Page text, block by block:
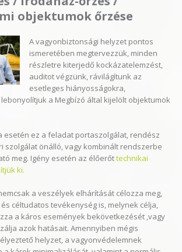
objektumok őrzése
A vagyonbiztonsági helyzet pontos
ismeretében megtervezzük, minden
részletre kiterjedő kockázatelemzést,
auditot végzünk, rávilágítunk az
esetleges hiányosságokra,
a Megbízó által kijelölt objektumok
esetén ez a feladat portaszolgálat, rendész
szolgálat önálló, vagy kombinált rendszerbe
meg. Igény esetén az élőerőttechnikai
ki.
a veszélyek elhárítását célozza meg,
céltudatos tevékenység is, melynek célja,
a káros események bekövetkezését ,vagy
azok hatásait. Amennyiben mégis
helyzet, a vagyonvédelemnek